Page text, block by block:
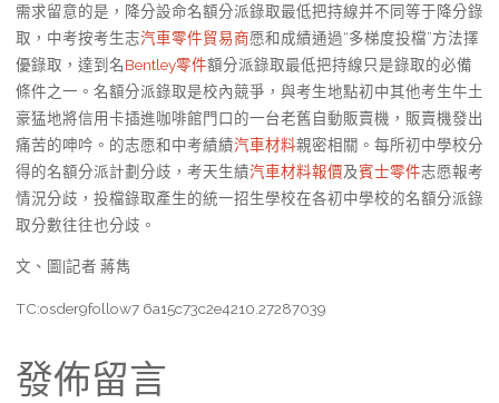
需求留意的是，降分設命名額分派錄取最低把持線并不同等于降分錄
取，中考按考生志汽車零件貿易商愿和成績通過“多梯度投檔”方法擇
優錄取，達到名Bentley零件額分派錄取最低把持線只是錄取的必備
條件之一。名額分派錄取是校內競爭，與考生地點初中其他考生牛土
豪猛地將信用卡插進咖啡館門口的一台老舊自動販賣機，販賣機發出
痛苦的呻吟。的志愿和中考績績汽車材料親密相關。每所初中學校分
得的名額分派計劃分歧，考天生績汽車材料報價及賓士零件志愿報考
情況分歧，投檔錄取產生的統一招生學校在各初中學校的名額分派錄
取分數往往也分歧。
文、圖|記者 蔣雋
TC:osder9follow7 6a15c73c2e4210.27287039
發佈留言